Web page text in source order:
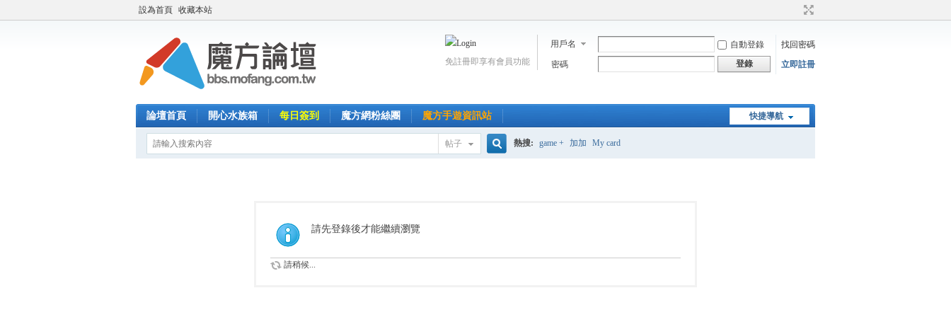
設為首頁 收藏本站
用戶名 自動登錄
找回密碼
密碼
登錄 立即註冊
免註冊即享有會員功能
快捷導航
論壇首頁 開心水族箱 每日簽到 魔方網粉絲團 魔方手遊資訊站
帖子 熱搜: game + 加加 My card
請先登錄後才能繼續瀏覽
請稍候...